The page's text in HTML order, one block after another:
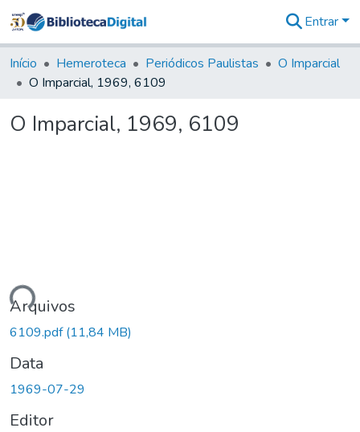
&
Coleções
Tudo na
Digital
Entrar
Início Hemeroteca Periódicos Paulistas
O Imparcial
O Imparcial, 1969, 6109
O Imparcial, 1969, 6109
Arquivos
6109.pdf(11,84 MB)
Data
1969-07-29
Editor